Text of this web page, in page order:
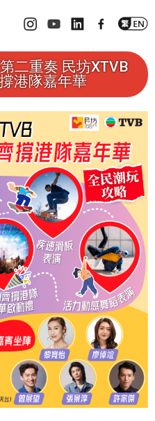
二重奏 民坊XTVB
港隊嘉年華